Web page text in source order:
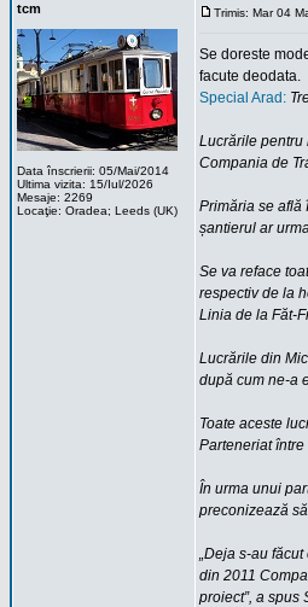
tcm
Data înscrierii: 05/Mai/2014
Ultima vizita: 15/Iul/2026
Mesaje: 2269
Locaţie: Oradea; Leeds (UK)
Trimis: Mar 04
Se doreste
facute deodata.
Special Arad:
Lucrările pentru
Compania de
Primăria se află
șantierul ar
Se va reface
respectiv de la
Linia de la Făt-
Lucrările din
după cum ne-a
Toate aceste
Parteneriat
În urma unui
preconizează
„Deja s-au
din 2011
proiect”, a spus